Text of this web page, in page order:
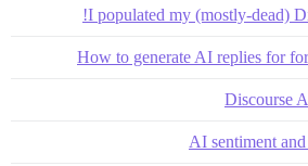
I populated my (mostly-dead)
How to generate AI replies for
Discourse
AI sentiment